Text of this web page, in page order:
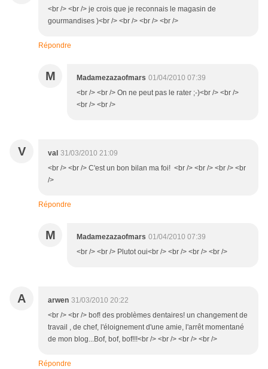
<br /> <br /> je crois que je reconnais le magasin de
gourmandises )<br /> <br /> <br /> <br />
Répondre
M Madamezazaofmars 01/04/2010 07:39
<br /> <br /> On ne peut pas le rater ;-)<br /> <br />
<br /> <br />
V val 31/03/2010 21:09
<br /> <br /> C'est un bon bilan ma foi! <br /> <br /> <br /> <br
/>
Répondre
M Madamezazaofmars 01/04/2010 07:39
<br /> <br /> Plutot oui<br /> <br /> <br /> <br />
A arwen 31/03/2010 20:22
<br /> <br /> bof! des problèmes dentaires! un changement de
travail , de chef, l'éloignement d'une amie, l'arrêt momentané
de mon blog...Bof, bof, bof!!!<br /> <br /> <br /> <br />
Répondre